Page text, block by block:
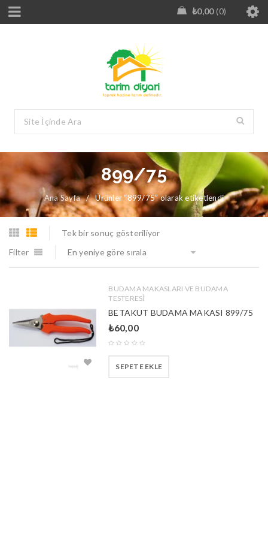
₺0,00 0
899/75
Ana Sayfa / Ürünler “899/75” olarak etiketlendi
Tek bir sonuç gösteriliyor
Filter
En yeniye göre sırala
BUDAMA MAKASLARI VE BUDAMA
TESTERESİ
BETAKUT BUDAMA MAKASI 899/75
₺60,00
SEPETE EKLE